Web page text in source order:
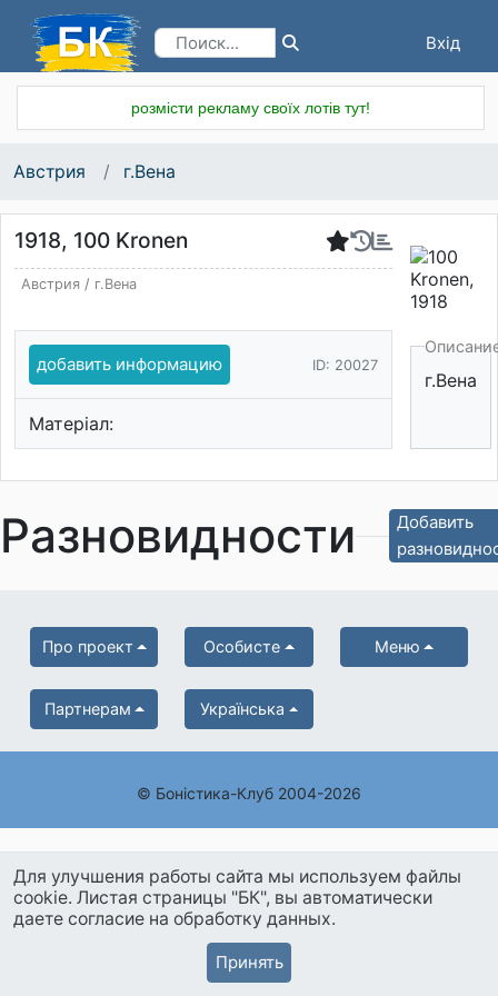
Вхід
розмісти рекламу своїх лотів тут!
Австрия г.Вена
1918, 100 Kronen
Австрия/ г.Вена
добавить информацию ID: 20027
Матеріал:
г.Вена
Разновидности
Добавить
Про проект Особисте Меню
Партнерам Українська
© Боністика-Клуб 2004-2026
Для улучшения работы сайта мы используем файлы
cookie. Листая страницы "БК", вы автоматически
даете согласие на обработку данных.
Принять